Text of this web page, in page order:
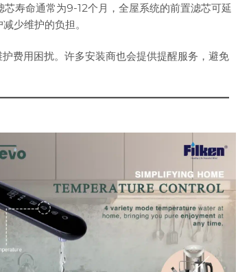
芯寿命通常为9-12个月，全屋系统的前置滤芯可延
少维护的负担。
费用困扰。许多安装商也会提供提醒服务，避免